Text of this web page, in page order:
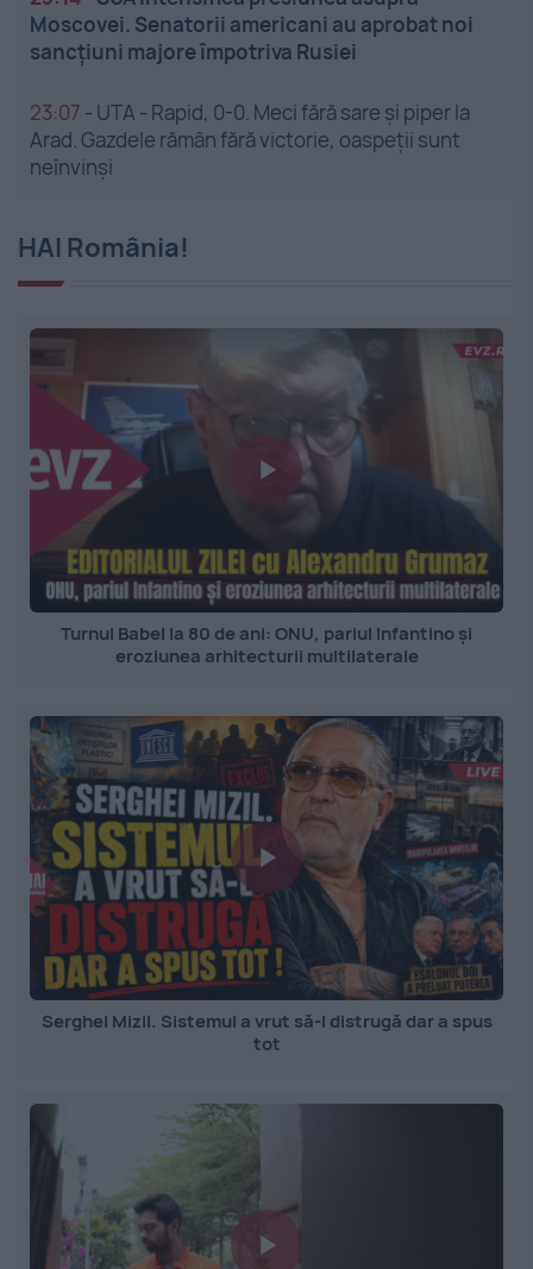
Moscovei. Senatorii americani au aprobat noi
sancțiuni majore împotriva Rusiei
23:07 - UTA - Rapid, 0-0. Meci fără sare și piper la
Arad. Gazdele rămân fără victorie, oaspeții sunt
neînvinși
HAI România!
Turnul Babel la 80 de ani: ONU, pariul Infantino și
eroziunea arhitecturii multilaterale
Serghei Mizil. Sistemul a vrut să-l distrugă dar a spus
tot